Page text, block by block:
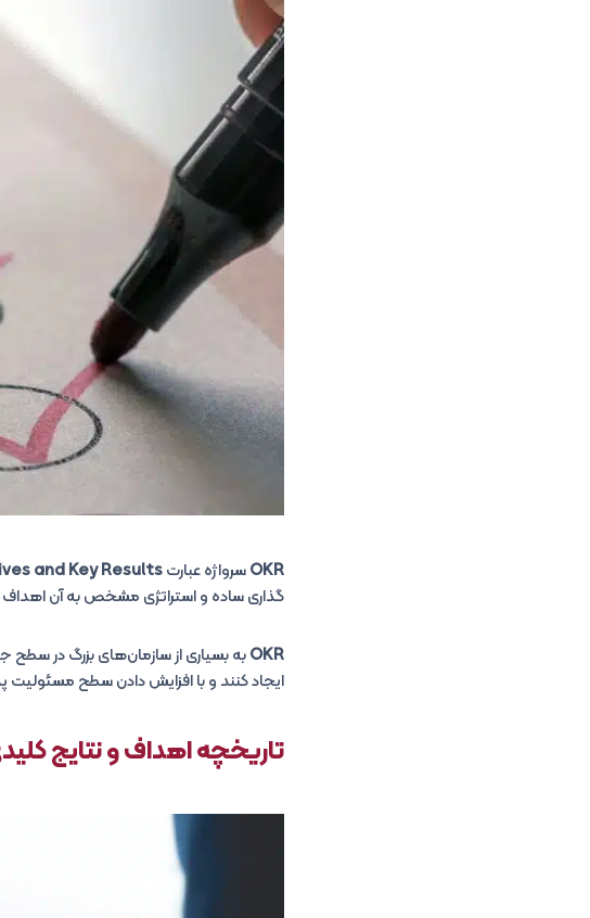
OKRسرواژه عبارتand Key Results
گذاری ساده و استراتژی مشخص به آن
OKRبه بسیاری از سازمان‌های بزرگ در
ایجاد کنند و با افزایش دادن سطح مسئولیت
تاریخچه اهداف و نتایج